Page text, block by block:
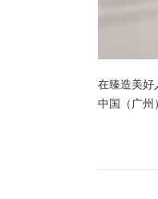
在臻造美好
中国（广州